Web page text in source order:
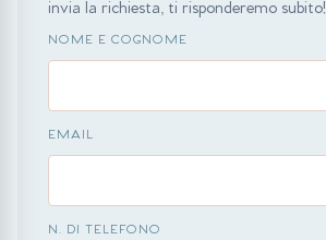
invia la richiesta, ti risponderemo subito!
NOME E COGNOME
EMAIL
N. DI TELEFONO